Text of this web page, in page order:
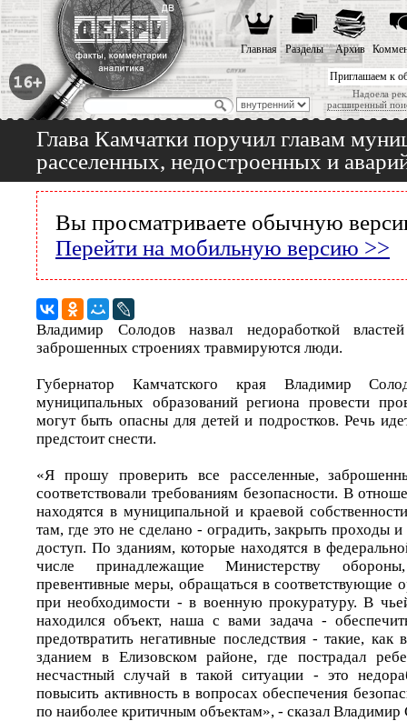
Приглашаем к
Надоела
расширенный
Главная Разделы Архив
Глава Камчатки поручил главам
расселенных, недостроенных и
Вы просматриваете обычную
Перейти на мобильную версию >>
Владимир Солодов назвал недоработкой
заброшенных строениях травмируются люди.
Губернатор Камчатского края Владимир
муниципальных образований региона провести
могут быть опасны для детей и подростков. Речь
предстоит снести.
«Я прошу проверить все расселенные,
соответствовали требованиям безопасности. В
находятся в муниципальной и краевой
там, где это не сделано - оградить, закрыть проходы
доступ. По зданиям, которые находятся в
числе принадлежащие Министерству
превентивные меры, обращаться в соответствующие
при необходимости - в военную прокуратуру. В
находился объект, наша с вами задача -
предотвратить негативные последствия - такие,
зданием в Елизовском районе, где пострадал
несчастный случай в такой ситуации - это
повысить активность в вопросах обеспечения
по наиболее критичным объектам», - сказал Владимир